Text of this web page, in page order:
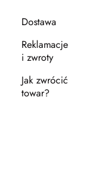
Dostawa
Reklamacje
i zwroty
Jak zwrócić
towar?